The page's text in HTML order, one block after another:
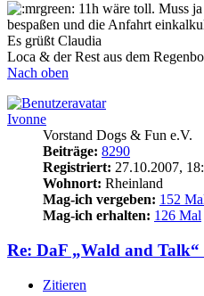
11h wäre toll. Muss
bespaßen und die Anfahrt
Es grüßt Claudia
Loca & der Rest aus dem
Nach oben
Ivonne
Vorstand Dogs & Fun e.V.
Beiträge: 8290
Registriert: 27.10.2007,
Wohnort: Rheinland
Mag-ich vergeben: 152
Mag-ich erhalten: 126 Mal
Re: DaF „Wald and Talk“
Zitieren